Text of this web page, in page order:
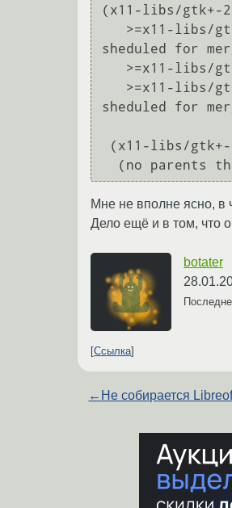
(x11-libs/gtk+-
sheduled for
sheduled for
Мне не вполне ясно, в
Дело ещё и в том, что
botater
Ссылка
← Не собирается